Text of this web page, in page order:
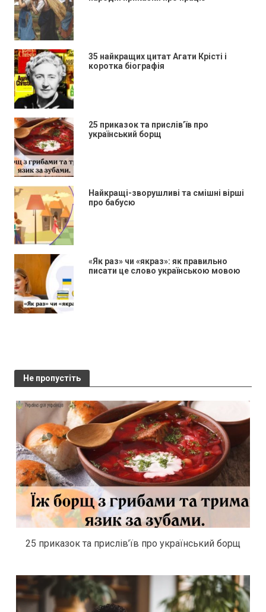
35 найкращих цитат Агати Крісті і
коротка біографія
25 приказок та прислів’їв про
український борщ
Найкращі-зворушливі та смішні вірші
про бабусю
«Як раз» чи «якраз»: як правильно
писати це слово українською мовою
Не пропустіть
25 приказок та прислів’їв про український борщ